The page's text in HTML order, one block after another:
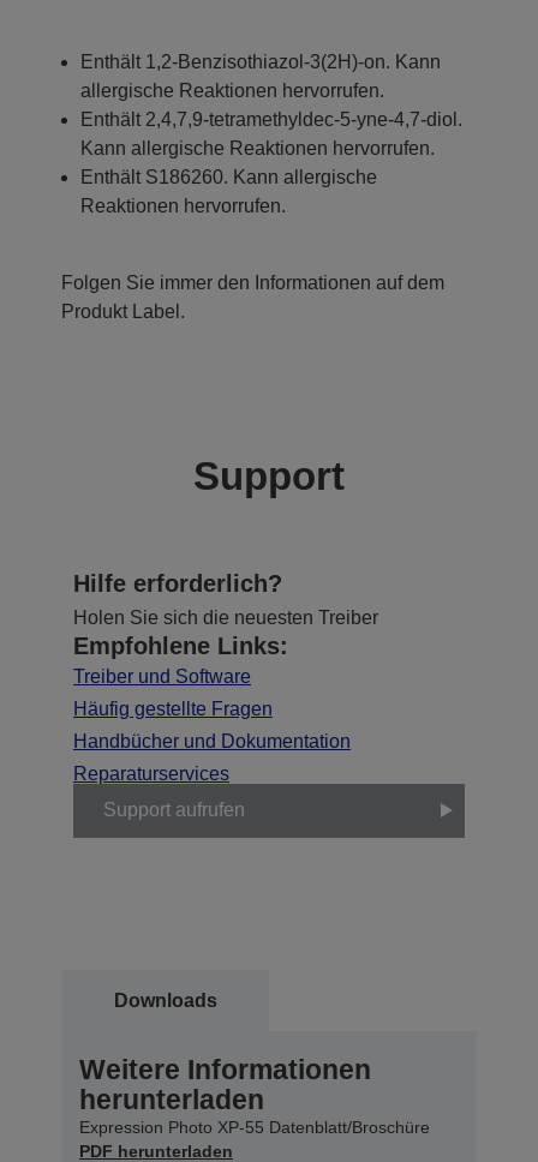
Enthält 1,2-Benzisothiazol-3(2H)-on. Kann
allergische Reaktionen hervorrufen.
Enthält 2,4,7,9-tetramethyldec-5-yne-4,7-diol.
Kann allergische Reaktionen hervorrufen.
Enthält S186260. Kann allergische
Reaktionen hervorrufen.
Folgen Sie immer den Informationen auf dem
Produkt Label.
Support
Hilfe erforderlich?
Holen Sie sich die neuesten Treiber
Empfohlene Links:
Treiber und Software
Häufig gestellte Fragen
Handbücher und Dokumentation
Reparaturservices
Support aufrufen
Downloads
Weitere Informationen
herunterladen
Expression Photo XP-55 Datenblatt/Broschüre
PDF herunterladen